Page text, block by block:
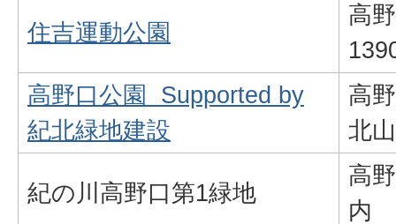
住吉運動公園
高
高野口公園 Supported by
紀北緑地建設
高
北
紀の川高野口第1緑地
高
内